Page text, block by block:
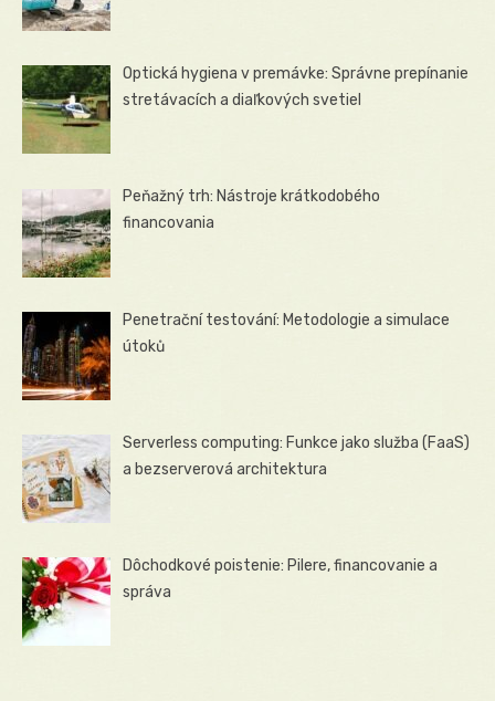
Optická hygiena v premávke: Správne prepínanie
stretávacích a diaľkových svetiel
Peňažný trh: Nástroje krátkodobého
financovania
Penetrační testování: Metodologie a simulace
útoků
Serverless computing: Funkce jako služba (FaaS)
a bezserverová architektura
Dôchodkové poistenie: Pilere, financovanie a
správa